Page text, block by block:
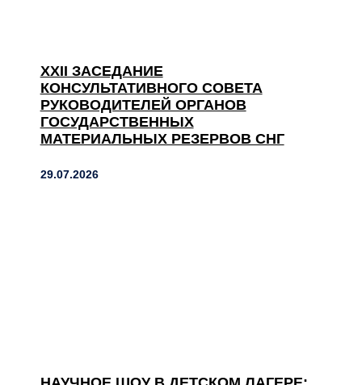
XXII ЗАСЕДАНИЕ
КОНСУЛЬТАТИВНОГО СОВЕТА
РУКОВОДИТЕЛЕЙ ОРГАНОВ
ГОСУДАРСТВЕННЫХ
МАТЕРИАЛЬНЫХ РЕЗЕРВОВ СНГ
29.07.2026